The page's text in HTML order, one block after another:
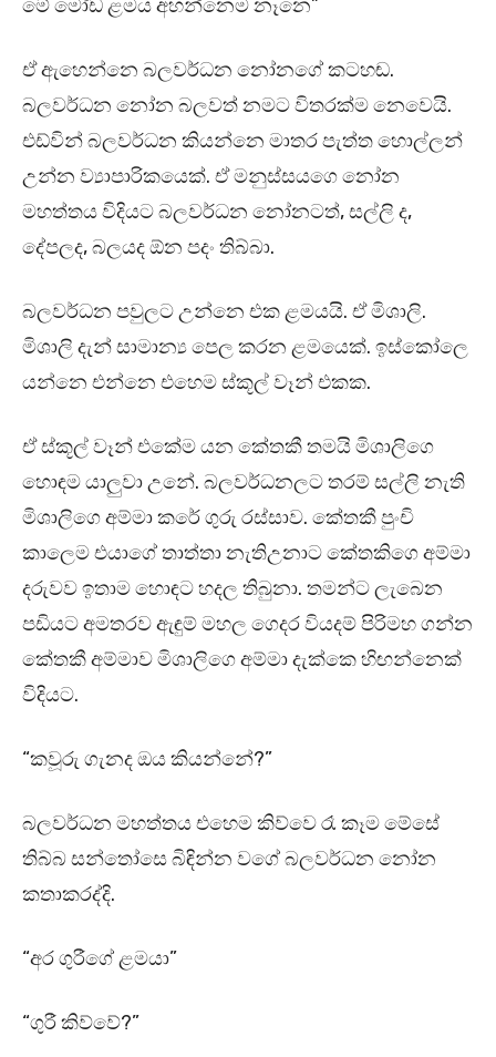
මේ මෝඩ ළමය අහන්නෙම නෑනෙ”
ඒ ඇහෙන්නෙ බලවර්ධන නෝනගේ කටහඬ.
බලවර්ධන නෝන බලවත් නමට විතරක්ම නෙවෙයි.
එඩ්වින් බලවර්ධන කියන්නෙ මාතර පැත්ත හොල්ලන්
උන්න ව්‍යාපාරිකයෙක්. ඒ මනුස්සයගෙ නෝන
මහත්තය විදියට බලවර්ධන නෝනටත්, සල්ලි ද,
දේපලද, බලයද ඕන පදං තිබ්බා.
බලවර්ධන පවුලට උන්නෙ එක ළමයයි. ඒ මිශාලි.
මිශාලි දැන් සාමාන්‍ය පෙල කරන ළමයෙක්. ඉස්කෝලෙ
යන්නෙ එන්නෙ එහෙම ස්කූල් වෑන් එකක.
ඒ ස්කූල් වෑන් එකේම යන කේතකී තමයි මිශාලිගෙ
හොඳම යාලුවා උනේ. බලවර්ධනලට තරම් සල්ලි නැති
මිශාලිගෙ අම්මා කරේ ගුරු රස්සාව. කේතකී පුංචි
කාලෙම එයාගේ තාත්තා නැතිඋනාට කේතකිගෙ අම්මා
දරුවව ඉතාම හොඳට හදල තිබුනා. තමන්ට ලැබෙන
පඩියට අමතරව ඇඳුම් මහල ගෙදර වියදම් පිරිමහ ගන්න
කේතකී අම්මාව මිශාලිගෙ අම්මා දැක්කෙ හිඟන්නෙක්
විදියට.
“කවූරු ගැනද ඔය කියන්නේ?”
බලවර්ධන මහත්තය එහෙම කිව්වෙ රෑ කෑම මේසේ
තිබ්බ සන්තෝසෙ බිඳින්න වගේ බලවර්ධන නෝන
කතාකරද්දි.
“අර ගුරීගේ ළමයා”
“ගුරී කිව්වේ?”